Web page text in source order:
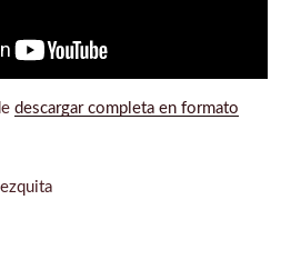
descargar completa en formato